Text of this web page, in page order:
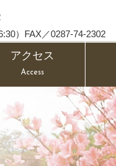
）FAX／0287-74-2302
アクセス
Access